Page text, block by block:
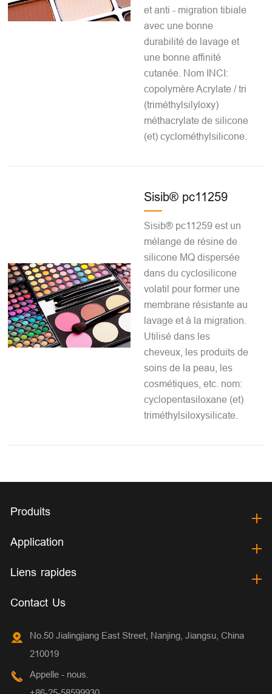
et anti - migration tibiale
avec une bonne
durabilité de lavage et
une bonne affinité
cutanée. Nom INCI:
copolymère Acrylate / tri
(triméthylsilyloxy)
méthacrylate de silicone
(et) cyclométhylsilicone.
Sisib® pc11259
Sisib® pc11259 est un
mélange de résine de
silicone MQ dispersée
dans du cyclosilicone
volatil pour former une
membrane résistante au
lavage et à la migration.
Utilisé dans les
cheveux, les produits de
soins de la peau, les
cosmétiques, etc. nom:
cyclopentasiloxane (et)
triméthylsiloxysilicate.
Produits
Application
Liens rapides
Contact Us
No.50 Jialingjiang East Street, Nanjing, Jiangsu, China
210019
Appelle - nous.